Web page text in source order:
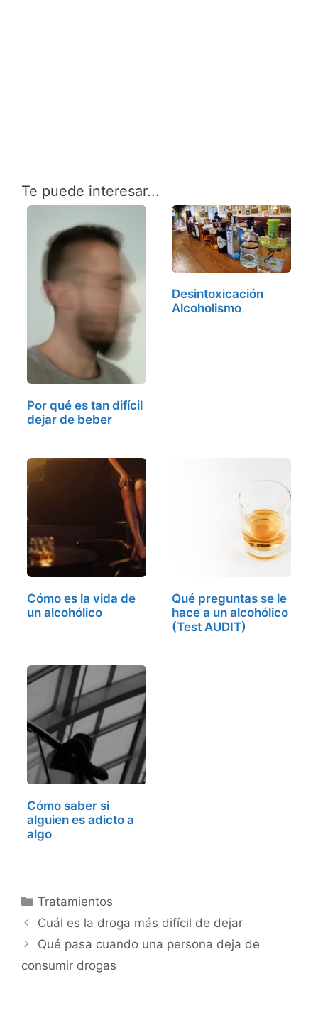
Te puede interesar...
Por qué es tan difícil
dejar de beber
Desintoxicación
Alcoholismo
Cómo es la vida de
un alcohólico
Qué preguntas se le
hace a un alcohólico
(Test AUDIT)
Cómo saber si
alguien es adicto a
algo
Categorías
Tratamientos
Cuál es la droga más difícil de dejar
Qué pasa cuando una persona deja de
consumir drogas